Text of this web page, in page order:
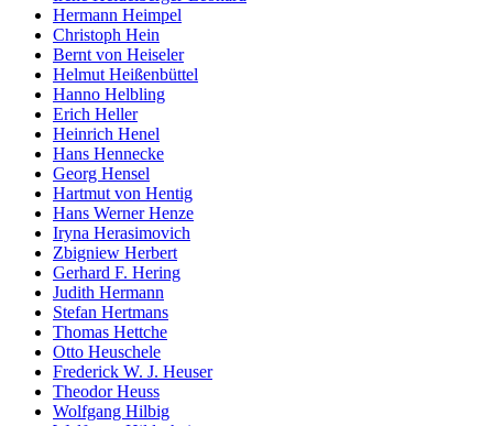
Hermann Heimpel
Christoph Hein
Bernt von Heiseler
Helmut Heißenbüttel
Hanno Helbling
Erich Heller
Heinrich Henel
Hans Hennecke
Georg Hensel
Hartmut von Hentig
Hans Werner Henze
Iryna Herasimovich
Zbigniew Herbert
Gerhard F. Hering
Judith Hermann
Stefan Hertmans
Thomas Hettche
Otto Heuschele
Frederick W. J. Heuser
Theodor Heuss
Wolfgang Hilbig